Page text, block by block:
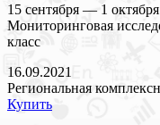
15 сентября — 1 октября
Мониторинговая
класс
16.09.2021
Региональная
Купить